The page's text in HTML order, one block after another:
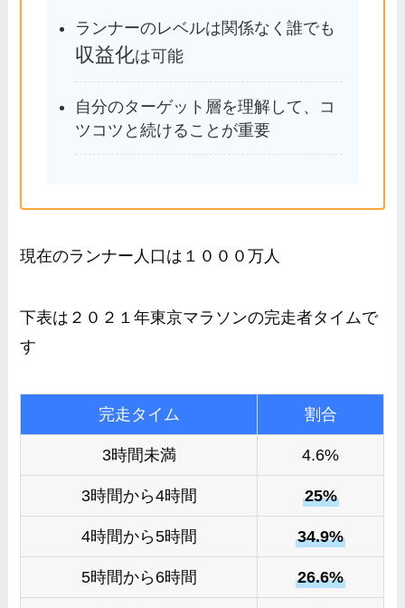
ランナーのレベルは関係なく誰でも
収益化は可能
自分のターゲット層を理解して、コ
ツコツと続けることが重要
現在のランナー人口は１０００万人
下表は２０２１年東京マラソンの完走者タイムで
す
完走タイム 割合
3時間未満 4.6%
3時間から4時間 25%
4時間から5時間 34.9%
5時間から6時間 26.6%